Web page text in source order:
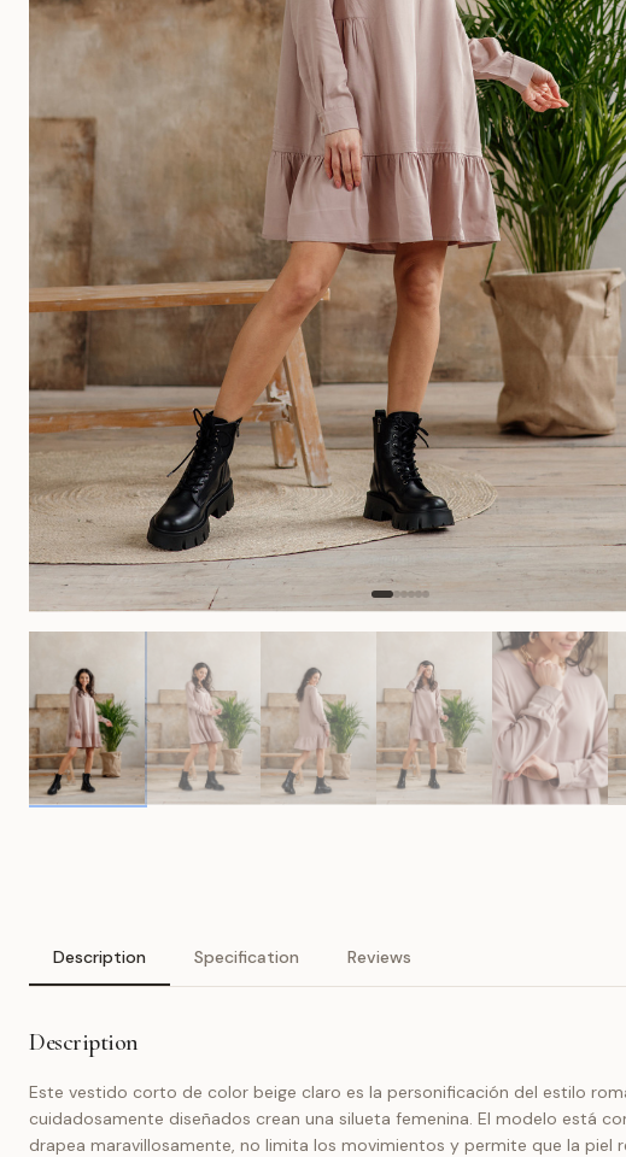
Description Specification Reviews
Description
Este vestido corto de color beige claro es la personificación del estilo
cuidadosamente diseñados crean una silueta femenina. El modelo está
drapea maravillosamente, no limita los movimientos y permite que la